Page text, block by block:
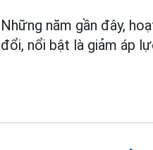
Những năm gần đây,
đổi, nổi bật là giảm áp